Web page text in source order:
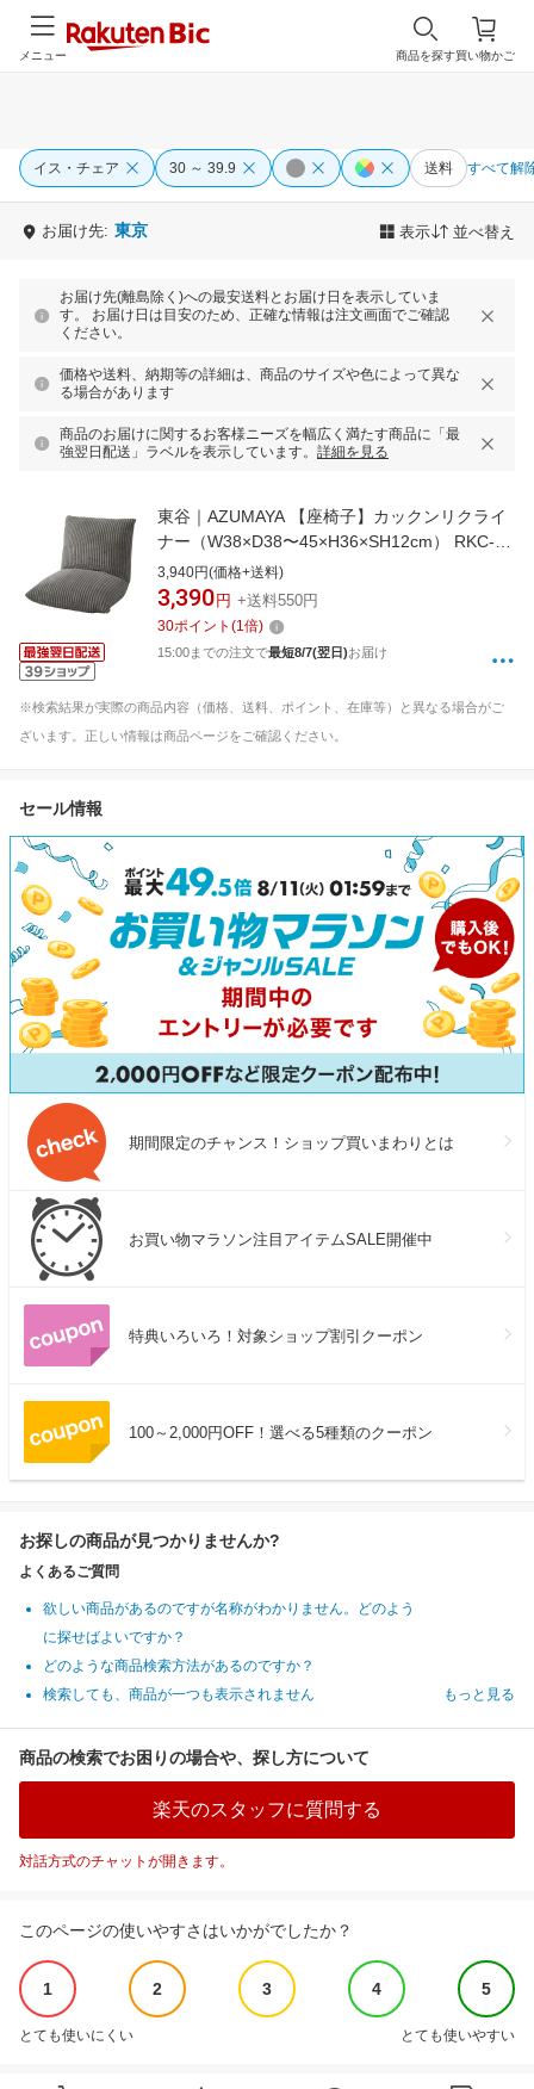
買い物かご
商品を探す
メニュー
イス・チェア 30 ～ 39.9 送料 すべて解
お届け先: 東京 表示 並べ替え
お届け先(離島除く)への最安送料とお届け日を表示していま
す。 お届け日は目安のため、正確な情報は注文画面でご確認
ください。
価格や送料、納期等の詳細は、商品のサイズや色によって異な
る場合があります
商品のお届けに関するお客様ニーズを幅広く満たす商品に「最
強翌日配送」ラベルを表示しています。 詳細を見る
東谷｜AZUMAYA 【座椅子】カックンリクライ
ナー（W38×D38〜45×H36×SH12cm） RKC-
627GY グレー
3,940円(価格+送料)
3,390 円 +送料550円
30ポイント (1倍)
15:00までの注文で最短8/7(翌日)お届け
※検索結果が実際の商品内容（価格、送料、ポイント、在庫等）と異なる場合がご
ざいます。正しい情報は商品ページをご確認ください。
セール情報
期間限定のチャンス！ショップ買いまわりとは
お買い物マラソン注目アイテムSALE開催中
特典いろいろ！対象ショップ割引クーポン
100～2,000円OFF！選べる5種類のクーポン
お探しの商品が見つかりませんか?
よくあるご質問
欲しい商品があるのですが名称がわかりません。どのよう
に探せばよいですか？
どのような商品検索方法があるのですか？
検索しても、商品が一つも表示されません
もっと見る
商品の検索でお困りの場合や、探し方について
楽天のスタッフに質問する
対話方式のチャットが開きます。
このページの使いやすさはいかがでしたか？
1 2 3 4 5
とても使いにくい とても使いやすい